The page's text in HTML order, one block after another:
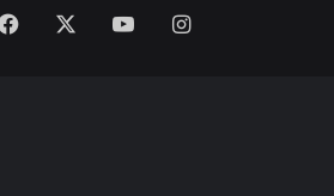
Facebook YouTubeInstagram